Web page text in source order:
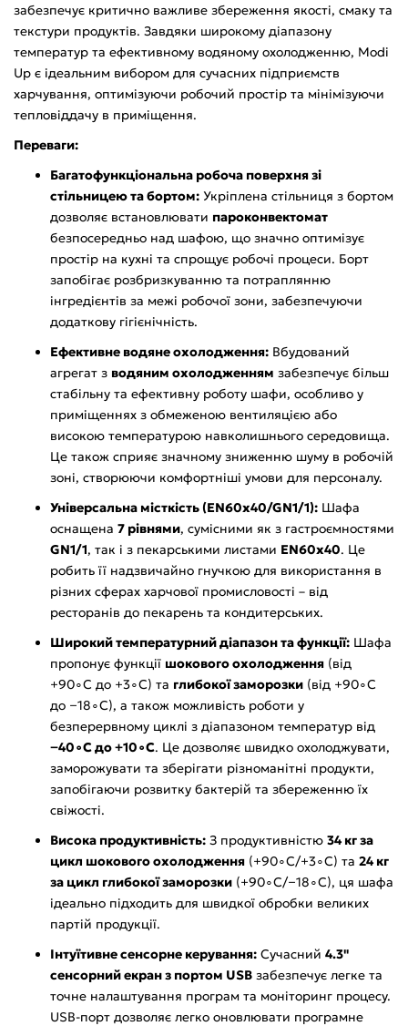
забезпечує критично важливе збереження якості, смаку та
текстури продуктів. Завдяки широкому діапазону
температур та ефективному водяному охолодженню, Modi
Up є ідеальним вибором для сучасних підприємств
харчування, оптимізуючи робочий простір та мінімізуючи
тепловіддачу в приміщення.
Переваги:
Багатофункціональна робоча поверхня зі
стільницею та бортом: Укріплена стільниця з бортом
дозволяє встановлювати пароконвектомат
безпосередньо над шафою, що значно оптимізує
простір на кухні та спрощує робочі процеси. Борт
запобігає розбризкуванню та потраплянню
інгредієнтів за межі робочої зони, забезпечуючи
додаткову гігієнічність.
Ефективне водяне охолодження: Вбудований
агрегат з водяним охолодженням забезпечує більш
стабільну та ефективну роботу шафи, особливо у
приміщеннях з обмеженою вентиляцією або
високою температурою навколишнього середовища.
Це також сприяє значному зниженню шуму в робочій
зоні, створюючи комфортніші умови для персоналу.
Універсальна місткість (EN60x40/GN1/1): Шафа
оснащена 7 рівнями, сумісними як з гастроємностями
GN1/1, так і з пекарськими листами EN60x40. Це
робить її надзвичайно гнучкою для використання в
різних сферах харчової промисловості – від
ресторанів до пекарень та кондитерських.
Широкий температурний діапазон та функції: Шафа
пропонує функції шокового охолодження (від
+90∘C до +3∘C) та глибокої заморозки (від +90∘C
до −18∘C), а також можливість роботи у
безперервному циклі з діапазоном температур від
−40∘C до +10∘C. Це дозволяє швидко охолоджувати,
заморожувати та зберігати різноманітні продукти,
запобігаючи розвитку бактерій та збереженню їх
свіжості.
Висока продуктивність: З продуктивністю 34 кг за
цикл шокового охолодження (+90∘C/+3∘C) та 24 кг
за цикл глибокої заморозки (+90∘C/−18∘C), ця шафа
ідеально підходить для швидкої обробки великих
партій продукції.
Інтуїтивне сенсорне керування: Сучасний 4.3"
сенсорний екран з портом USB забезпечує легке та
точне налаштування програм та моніторинг процесу.
USB-порт дозволяє легко оновлювати програмне